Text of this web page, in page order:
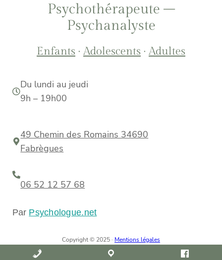
Psychothérapeute –
Psychanalyste
Enfants ·Adolescents ·Adultes
Du lundi au jeudi
9h – 19h00
49 Chemin des Romains 34690
Fabrègues
06 52 12 57 68
Par Psychologue.net
Copyright © 2025 · Mentions légales